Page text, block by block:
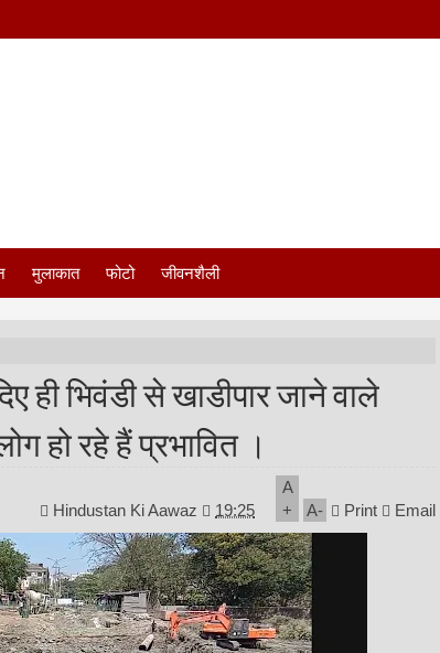
मुलाकात फोटो जीवनशैली
ही भिवंडी से खाडीपार जाने वाले
हो रहे हैं प्रभावित ।
Hindustan Ki Aawaz 19:25
A
+
A- Print Email